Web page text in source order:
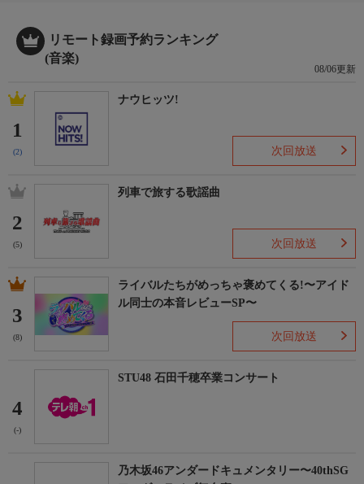
リモート録画予約ランキング
(音楽)
08/06更新
1
(2)
ナウヒッツ!
次回放送
2
(5)
列車で旅する歌謡曲
次回放送
3
(8)
ライバルたちがめっちゃ褒めてくる!〜アイド
ル同士の本音レビューSP〜
次回放送
4
(-)
STU48 石田千穂卒業コンサート
乃木坂46アンダードキュメンタリー〜40thSG